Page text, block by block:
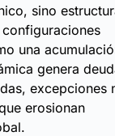
sino
una
genera
excepciones
erosionan